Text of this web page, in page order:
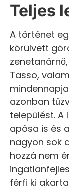
Teljes
A történet
körülvett
Tasso,
azonban
települést. A
apósa is és
nagyon sok
hozzá nem
férfi ki